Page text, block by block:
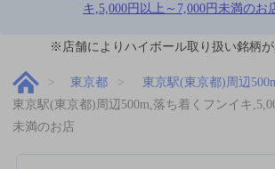
キ,5,000円以上～7,000円未満のお
※店舗によりハイボール取り扱い銘柄が
東京都
東京駅(東京都)周辺
東京駅(東京都)周辺500m,落ち着くフンイキ
未満のお店